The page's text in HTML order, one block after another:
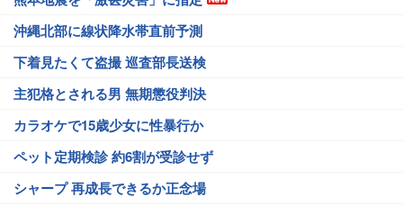
沖縄北部に線状降水帯直前予測
下着見たくて盗撮 巡査部長送検
主犯格とされる男 無期懲役判決
カラオケで15歳少女に性暴行か
ペット定期検診 約6割が受診せず
シャープ 再成長できるか正念場